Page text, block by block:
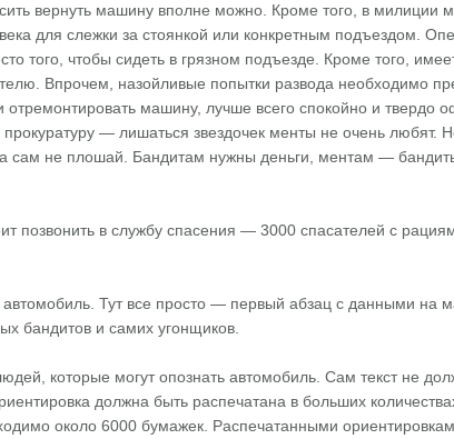
вернуть машину вполне можно. Кроме того, в милиции
для слежки за стоянкой или конкретным подъездом.
того, чтобы сидеть в грязном подъезде. Кроме того,
Впрочем, назойливые попытки развода необходимо
машину, лучше всего спокойно и твердо
— лишаться звездочек менты не очень любят.
а сам не плошай. Бандитам нужны деньги, ментам —
позвонить в службу спасения — 3000 спасателей с
автомобиль. Тут все просто — первый абзац с данными на
бандитов и самих угонщиков.
которые могут опознать автомобиль. Сам текст не
должна быть распечатана в больших
около 6000 бумажек. Распечатанными